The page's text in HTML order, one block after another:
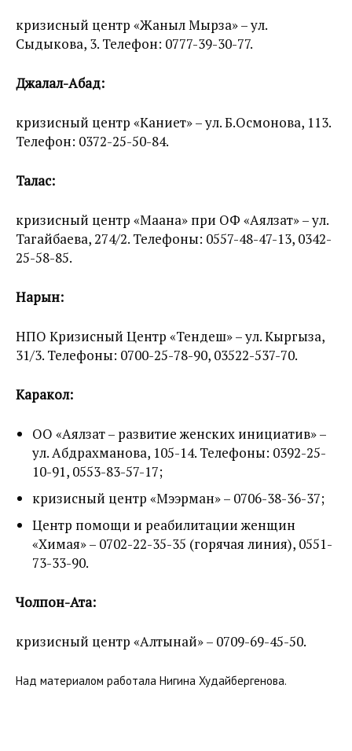
кризисный центр «Жаныл Мырза» – ул.
Сыдыкова, 3. Телефон: 0777-39-30-77.
Джалал-Абад:
кризисный центр «Каниет» – ул. Б.Осмонова, 113.
Телефон: 0372-25-50-84.
Талас:
кризисный центр «Маана» при ОФ «Аялзат» – ул.
Тагайбаева, 274/2. Телефоны: 0557-48-47-13, 0342-
25-58-85.
Нарын:
НПО Кризисный Центр «Тендеш» – ул. Кыргыза,
31/3. Телефоны: 0700-25-78-90, 03522-537-70.
Каракол:
ОО «Аялзат – развитие женских инициатив» –
ул. Абдрахманова, 105-14. Телефоны: 0392-25-
10-91, 0553-83-57-17;
кризисный центр «Мээрман» – 0706-38-36-37;
Центр помощи и реабилитации женщин
«Химая» – 0702-22-35-35 (горячая линия), 0551-
73-33-90.
Чолпон-Ата:
кризисный центр «Алтынай» – 0709-69-45-50.
Над материалом работала Нигина Худайбергенова.